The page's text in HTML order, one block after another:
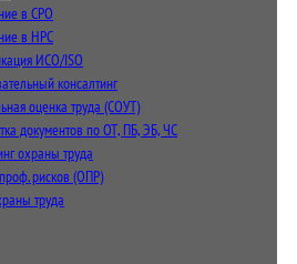
в СРО
в НРС
ИСО/ISO
консалтинг
оценка труда (СОУТ)
документов по ОТ, ПБ, ЭБ, ЧС
охраны труда
рисков (ОПР)
труда